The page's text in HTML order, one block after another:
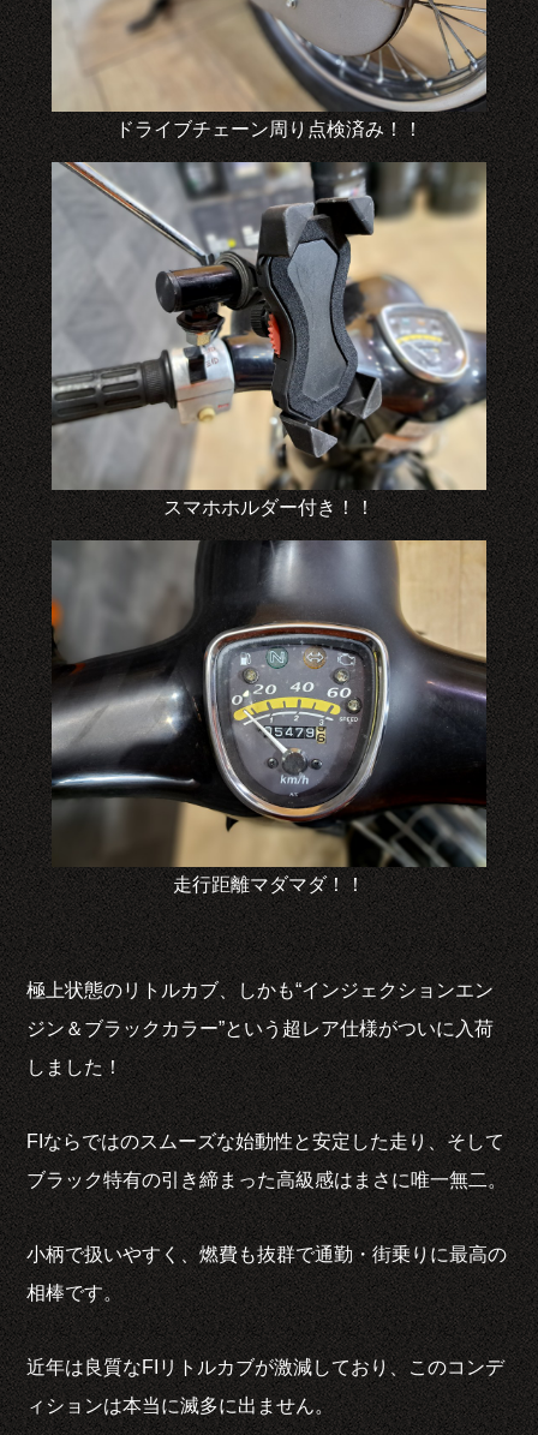
ドライブチェーン周り点検済み！！
スマホホルダー付き！！
走行距離マダマダ！！
極上状態のリトルカブ、しかも“インジェクションエン
ジン＆ブラックカラー”という超レア仕様がついに入荷
しました！
FIならではのスムーズな始動性と安定した走り、そして
ブラック特有の引き締まった高級感はまさに唯一無二。
小柄で扱いやすく、燃費も抜群で通勤・街乗りに最高の
相棒です。
近年は良質なFIリトルカブが激減しており、このコンデ
ィションは本当に滅多に出ません。